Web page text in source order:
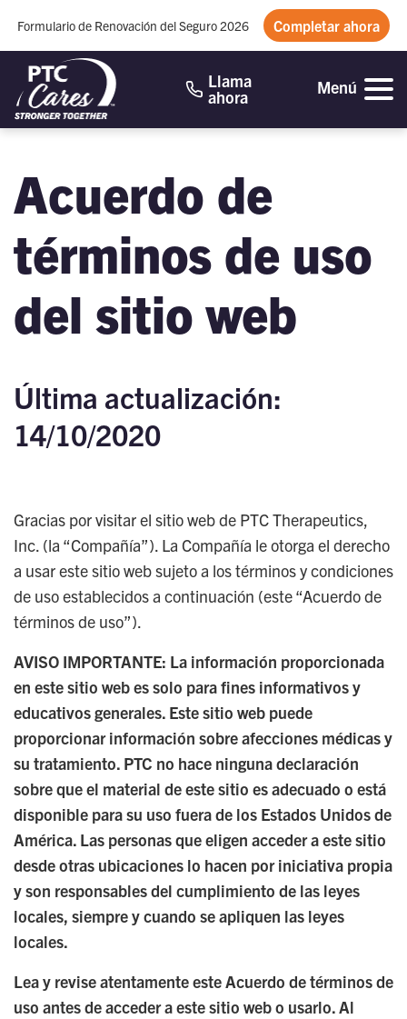
Formulario de Renovación del Seguro 2026 Completar ahora
Llama
ahora Menú
Acuerdo de
términos de uso
del sitio web
Última actualización:
14/10/2020
Gracias por visitar el sitio web de PTC Therapeutics,
Inc. (la “Compañía”). La Compañía le otorga el derecho
a usar este sitio web sujeto a los términos y condiciones
de uso establecidos a continuación (este “Acuerdo de
términos de uso”).
AVISO IMPORTANTE: La información proporcionada
en este sitio web es solo para fines informativos y
educativos generales. Este sitio web puede
proporcionar información sobre afecciones médicas y
su tratamiento. PTC no hace ninguna declaración
sobre que el material de este sitio es adecuado o está
disponible para su uso fuera de los Estados Unidos de
América. Las personas que eligen acceder a este sitio
desde otras ubicaciones lo hacen por iniciativa propia
y son responsables del cumplimiento de las leyes
locales, siempre y cuando se apliquen las leyes
locales.
Lea y revise atentamente este Acuerdo de términos de
uso antes de acceder a este sitio web o usarlo. Al